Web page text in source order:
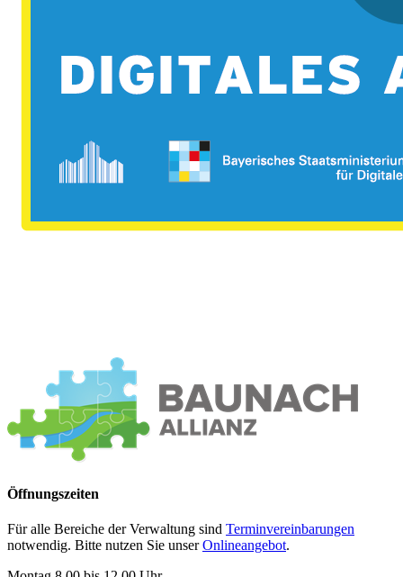
Öffnungszeiten
Für alle Bereiche der Verwaltung sind Terminvereinbarungen
notwendig. Bitte nutzen Sie unserOnlineangebot.